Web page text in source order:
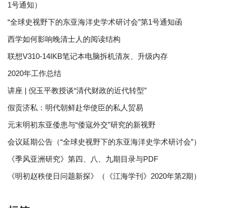
1号通知）
“全球史视野下的东亚海洋史学术研讨会”第1号通知函
西学如何影响晚清士人的阅读结构
联想V310-14IKB笔记本电脑拆机清灰、升级内存
2020年工作总结
讲座 | 倪玉平教授谈“清代财政的近代转型”
假贡济私：明代朝鲜赴华使臣的私人贸易
元末明初东亚倭患与“倭寇外交”研究的新视野
会议延期公告（“全球史视野下的东亚海洋史学术研讨会”）
《季风亚洲研究》第四、八、九期目录与PDF
《明初赵秩使日问题新探》（《江海学刊》2020年第2期）